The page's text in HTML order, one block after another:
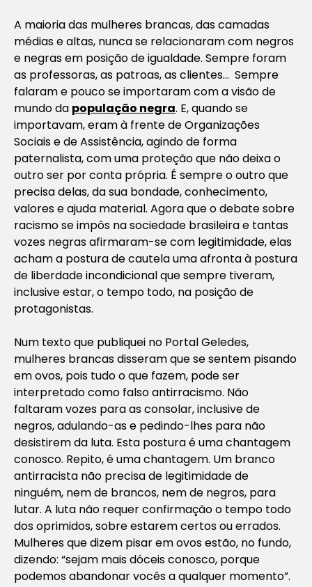
A maioria das mulheres brancas, das camadas
médias e altas, nunca se relacionaram com negros
e negras em posição de igualdade. Sempre foram
as professoras, as patroas, as clientes… Sempre
falaram e pouco se importaram com a visão de
mundo da população negra. E, quando se
importavam, eram à frente de Organizações
Sociais e de Assistência, agindo de forma
paternalista, com uma proteção que não deixa o
outro ser por conta própria. É sempre o outro que
precisa delas, da sua bondade, conhecimento,
valores e ajuda material. Agora que o debate sobre
racismo se impôs na sociedade brasileira e tantas
vozes negras afirmaram-se com legitimidade, elas
acham a postura de cautela uma afronta à postura
de liberdade incondicional que sempre tiveram,
inclusive estar, o tempo todo, na posição de
protagonistas.
Num texto que publiquei no Portal Geledes,
mulheres brancas disseram que se sentem pisando
em ovos, pois tudo o que fazem, pode ser
interpretado como falso antirracismo. Não
faltaram vozes para as consolar, inclusive de
negros, adulando-as e pedindo-lhes para não
desistirem da luta. Esta postura é uma chantagem
conosco. Repito, é uma chantagem. Um branco
antirracista não precisa de legitimidade de
ninguém, nem de brancos, nem de negros, para
lutar. A luta não requer confirmação o tempo todo
dos oprimidos, sobre estarem certos ou errados.
Mulheres que dizem pisar em ovos estão, no fundo,
dizendo: “sejam mais dóceis conosco, porque
podemos abandonar vocês a qualquer momento”.